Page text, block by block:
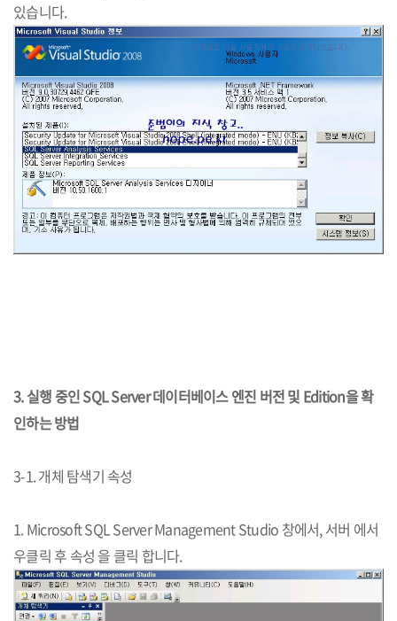
있습니다.
3. 실행 중인 SQL Server 데이터베이스 엔진 버전 및 Edition을 확
인하는 방법
3-1. 개체 탐색기 속성
1. Microsoft SQL Server Management Studio 창에서, 서버 에서
우클릭 후 속성 을 클릭 합니다.